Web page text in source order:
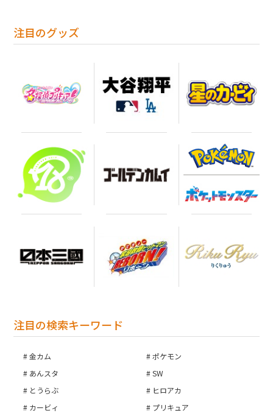
注目のグッズ
注目の検索キーワード
金カム
ポケモン
あんスタ
SW
とうらぶ
ヒロアカ
カービィ
プリキュア